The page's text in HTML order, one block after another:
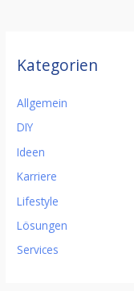
Kategorien
Allgemein
DIY
Ideen
Karriere
Lifestyle
Lösungen
Services